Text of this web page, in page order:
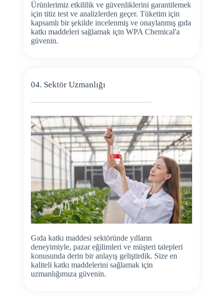
Ürünlerimiz etkililik ve güvenliklerini garantilemek
için titiz test ve analizlerden geçer. Tüketim için
kapsamlı bir şekilde incelenmiş ve onaylanmış gıda
katkı maddeleri sağlamak için WPA Chemical'a
güvenin.
04. Sektör Uzmanlığı
Gıda katkı maddesi sektöründe yılların
deneyimiyle, pazar eğilimleri ve müşteri talepleri
konusunda derin bir anlayış geliştirdik. Size en
kaliteli katkı maddelerini sağlamak için
uzmanlığımıza güvenin.